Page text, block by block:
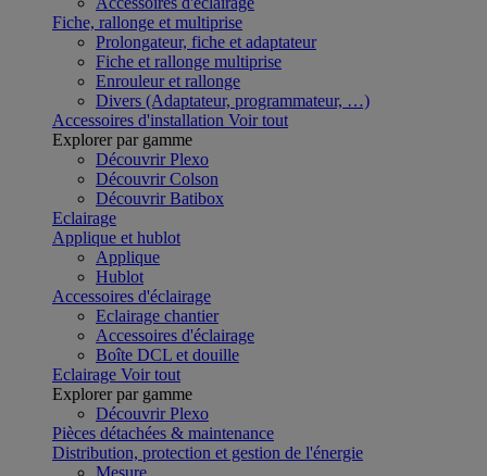
Fiche, rallonge et multiprise
Prolongateur, fiche et adaptateur
Fiche et rallonge multiprise
Enrouleur et rallonge
Divers (Adaptateur, programmateur, …)
Accessoires d'installation Voir tout
Explorer par gamme
Découvrir Plexo
Découvrir Colson
Découvrir Batibox
Eclairage
Applique et hublot
Applique
Hublot
Accessoires d'éclairage
Eclairage chantier
Accessoires d'éclairage
Boîte DCL et douille
Eclairage Voir tout
Explorer par gamme
Découvrir Plexo
Pièces détachées & maintenance
Distribution, protection et gestion de l'énergie
Mesure